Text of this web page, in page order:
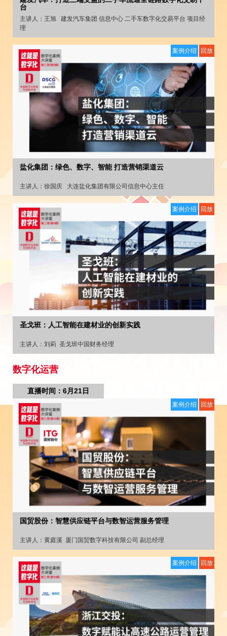
台
主讲人： 王旭
建发汽车集团 信息中心 二手车数字化交易平台 项目经
理
盐化集团：绿色、数字、智能 打造营销渠道云
主讲人： 徐国庆 大连盐化集团有限公司信息中心主任
案例介绍 回放
圣戈班：人工智能在建材业的创新实践
主讲人： 刘莉 圣戈班中国财务经理
案例介绍 回放
数字化运营
直播时间：6月21日
国贸股份：智慧供应链平台与数智运营服务管理
主讲人： 黄庭溪 厦门国贸数字科技有限公司 副总经理
案例介绍 回放
案例介绍 回放